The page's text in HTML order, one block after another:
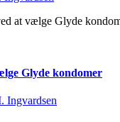
Glyde kondomer
Ingvardsen